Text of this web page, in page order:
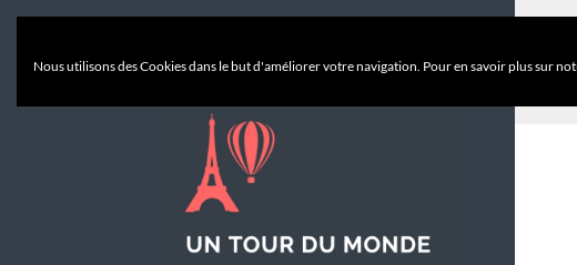
Nous utilisons des Cookies dans le but d'améliorer votre navigation. Pour en savoir plus sur